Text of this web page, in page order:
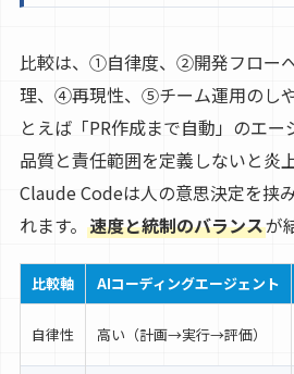
比較は、①自律度、②開発フロー
理、④再現性、⑤チーム運用のし
とえば「PR作成まで自動」のエー
品質と責任範囲を定義しないと炎
Claude Codeは人の意思決定を挟
れます。 速度と統制のバランスが
比較軸 AIコーディングエージェント
自律性 高い（計画→実行→評価）